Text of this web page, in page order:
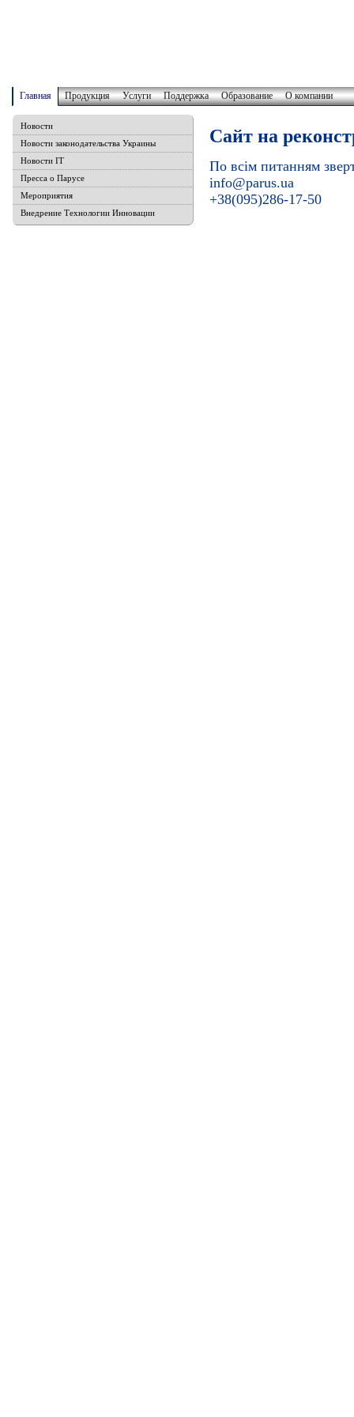
Главная Продукция Услуги Поддержка Образование О компании
Новости
Новости законодательства Украины
Новости IT
Пресса о Парусе
Мероприятия
Внедрение Технологии Инновации
Сайт на
По всім питанням
info@parus.ua
+38(095)286-17-50